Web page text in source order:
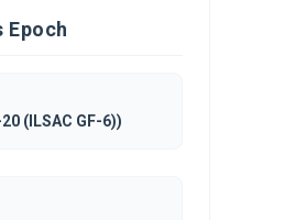
Epoch
(ILSAC GF-6))